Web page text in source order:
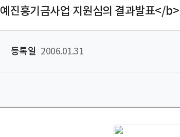
진흥기금사업 지원심의 결과발표</b>
등록일 2006.01.31